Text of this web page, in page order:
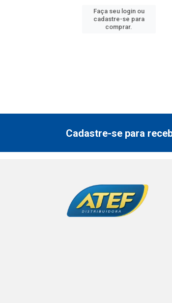
Faça seu login ou
cadastre-se para
comprar.
Cadastre-se para